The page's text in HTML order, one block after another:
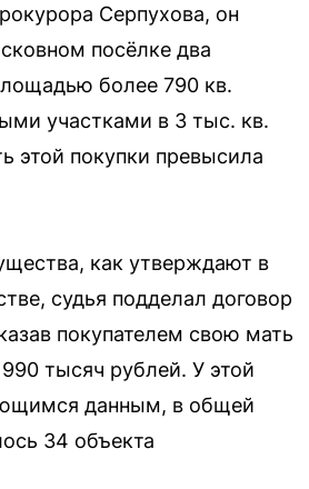
Серпухова, он
посёлке два
более 790 кв.
участками в 3 тыс. кв.
этой покупки превысила
как утверждают в
судья подделал договор
покупателем свою мать
тысяч рублей. У этой
данным, в общей
34 объекта